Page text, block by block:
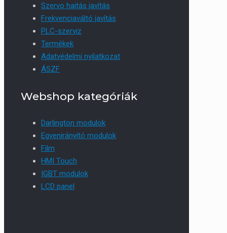
Szervo hajtás javítás
Frekvenciaváltó javítás
PLC-szerviz
Termékek
Adatvédelmi nyilatkozat
ÁSZF
Webshop kategóriák
Darlington modulok
Egyenirányító modulok
Film
HMI Touch
IGBT modulok
LCD panel